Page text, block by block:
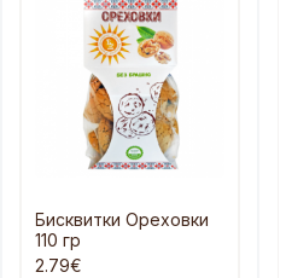
Бисквитки Ореховки
110 гр
2.79€